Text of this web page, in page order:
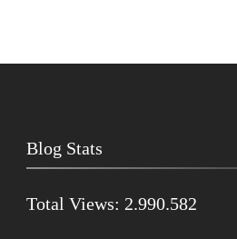
Blog Stats
Total Views: 2.990.582